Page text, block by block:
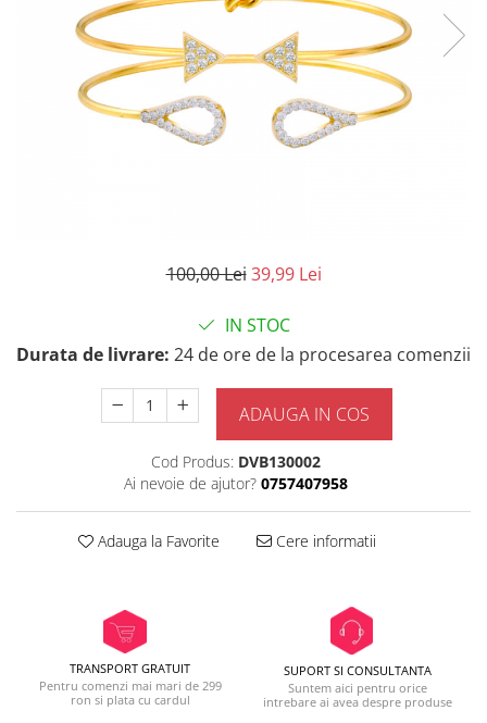
100,00 Lei 39,99 Lei
IN STOC
Durata de livrare: 24 de ore de la procesarea comenzii
ADAUGA IN COS
Cod Produs: DVB130002
Ai nevoie de ajutor? 0757407958
Adauga la Favorite Cere informatii
TRANSPORT GRATUIT
Pentru comenzi mai mari de 299
ron si plata cu cardul
SUPORT SI CONSULTANTA
Suntem aici pentru orice
intrebare ai avea despre produse